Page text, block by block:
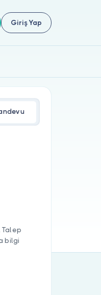
Giriş Yap
Talep
bilgi